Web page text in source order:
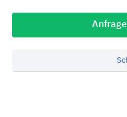
Der von Linzmeier
emissionsgeprüfte